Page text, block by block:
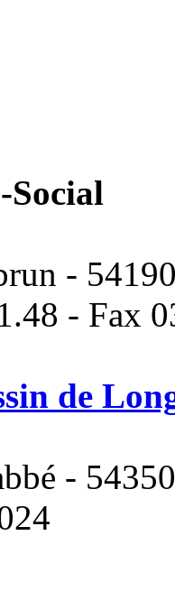
Social
-
- Fax
de
-